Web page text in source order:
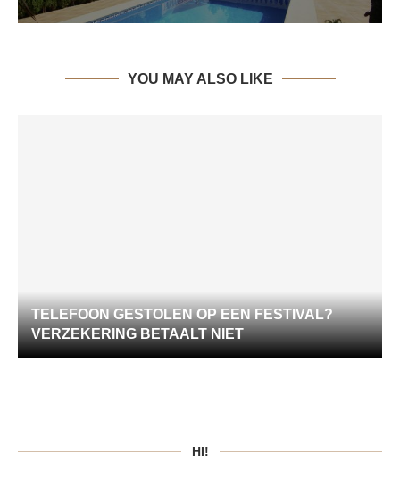
YOU MAY ALSO LIKE
TELEFOON GESTOLEN OP EEN FESTIVAL?
VERZEKERING BETAALT NIET
HI!